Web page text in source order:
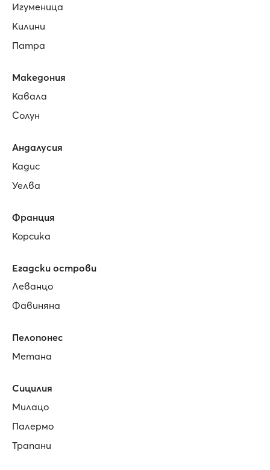
Игуменица
Килини
Патра
Македония
Кавала
Солун
Андалусия
Кадис
Уелва
Франция
Корсика
Егадски острови
Леванцо
Фавиняна
Пелопонес
Метана
Сицилия
Милацо
Палермо
Трапани